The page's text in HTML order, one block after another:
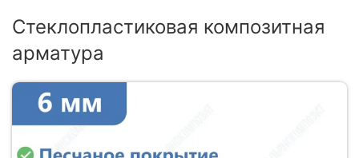
Стеклопластиковая композитная
арматура